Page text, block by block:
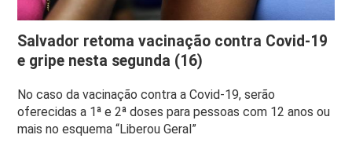
Salvador retoma vacinação contra Covid-19
e gripe nesta segunda (16)
No caso da vacinação contra a Covid-19, serão
oferecidas a 1ª e 2ª doses para pessoas com 12 anos ou
mais no esquema “Liberou Geral”